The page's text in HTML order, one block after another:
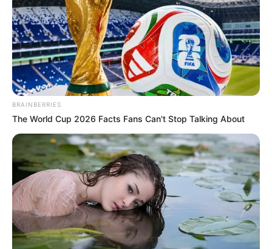
BRAINBERRIES
The World Cup 2026 Facts Fans Can't Stop Talking About